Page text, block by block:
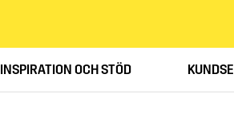
INSPIRATION OCH STÖD